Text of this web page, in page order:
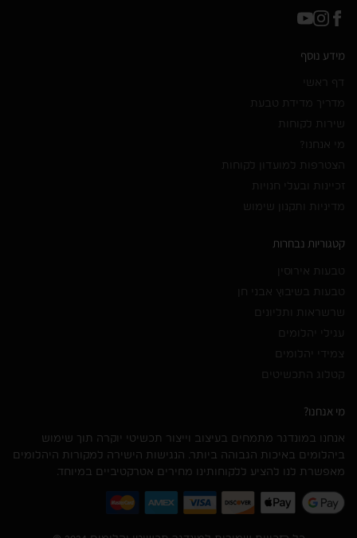
מידע נוסף
דף ראשי
מדריך מדידת טבעת
שירות לקוחות
מי אנחנו?
הצטרפות למועדון לקוחות
זכיינות ובעלי חנויות
מדיניות ותקנון שימוש
קטגוריות נבחרות
טבעות אירוסין
טבעות בשיבוץ אבני חן
שרשראות ותליונים
עגילי יהלומים
צמידי יהלומים
קטלוג התכשיטים
מי אנחנו?
אנחנו במונדגר מתמחים בעיצוב וייצור תכשיטי יוקרה תוך שימוש
ביהלומים באיכות הגבוהה ביותר. הנגישות הישירה למקורות היהלומים
מאפשרת לנו להציע ללקוחותינו מחירים אטרקטיביים במיוחד.